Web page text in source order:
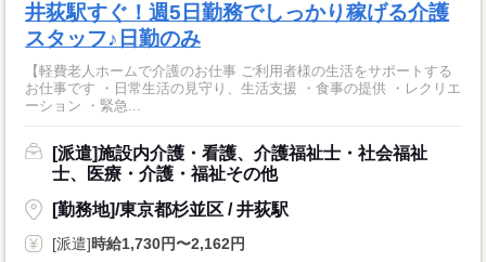
井荻駅すぐ！週5日勤務でしっかり稼げる介護
スタッフ♪日勤のみ
【軽費老人ホームで介護のお仕事 ご利用者様の生活をサポートする
お仕事です ・日常生活の見守り、生活支援 ・食事の提供 ・レクリエ
ーション ・緊急...
[派遣]施設内介護・看護、介護福祉士・社会福祉
士、医療・介護・福祉その他
[勤務地]/東京都杉並区 / 井荻駅
[派遣]時給1,730円〜2,162円